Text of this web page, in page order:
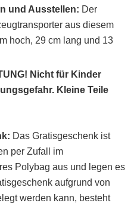
und Ausstellen: Der
aus diesem
hoch, 29 cm lang und 13
Nicht für Kinder
Kleine Teile
Das Gratisgeschenk ist
per Zufall im
Polybag aus und legen es
aufgrund von
werden kann, besteht